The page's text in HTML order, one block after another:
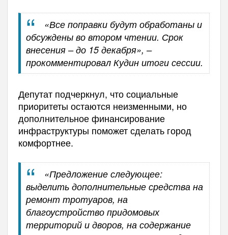
«Все поправки будут обработаны и
обсуждены во втором чтении. Срок
внесения – до 15 декабря», –
прокомментировал Кудин итоги сессии.
Депутат подчеркнул, что социальные
приоритеты остаются неизменными, но
дополнительное финансирование
инфраструктуры поможет сделать город
комфортнее.
«Предложение следующее:
выделить дополнительные средства на
ремонт тротуаров, на
благоустройство придомовых
территорий и дворов, на содержание